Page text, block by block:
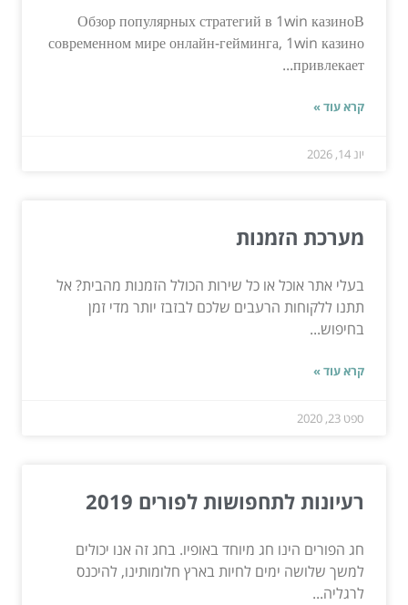
Обзор популярных стратегий в 1win казиноВ
современном мире онлайн-гейминга, 1win казино
привлекает...
קרא עוד »
יונ 14, 2026
מערכת הזמנות
בעלי אתר אוכל או כל שירות הכולל הזמנות מהבית? אל
תתנו ללקוחות הרעבים שלכם לבזבז יותר מדי זמן
בחיפוש...
קרא עוד »
ספט 23, 2020
רעיונות לתחפושות לפורים 2019
חג הפורים הינו חג מיוחד באופיו. בחג זה אנו יכולים
למשך שלושה ימים לחיות בארץ חלומותינו, להיכנס
לרגליה...